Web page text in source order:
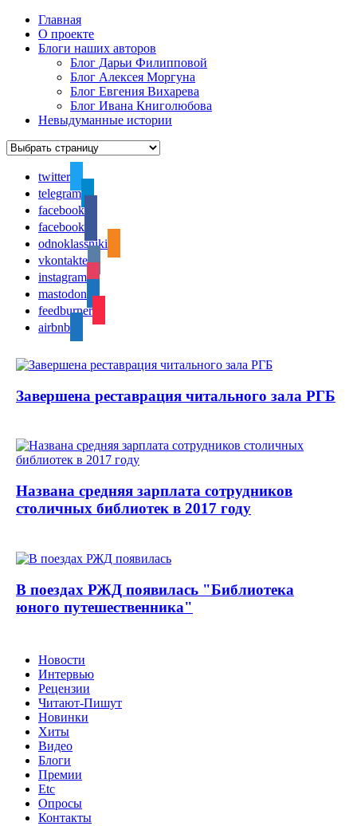
Главная
О проекте
Блоги наших авторов
Блог Дарьи Филипповой
Блог Алексея Моргуна
Блог Евгения Вихарева
Блог Ивана Книголюбова
Невыдуманные истории
twitter
telegram
facebook
facebook
odnoklassniki
vkontakte
instagram
mastodon
feedburner
airbnb
Завершена реставрация читального зала РГБ
Названа средняя зарплата сотрудников
столичных библиотек в 2017 году
В поездах РЖД появилась "Библиотека
юного путешественника"
Новости
Интервью
Рецензии
Читают-Пишут
Новинки
Хиты
Видео
Блоги
Премии
Etc
Опросы
Контакты